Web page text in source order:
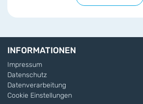
INFORMATIONEN
Impressum
Datenschutz
Datenverarbeitung
Cookie Einstellungen